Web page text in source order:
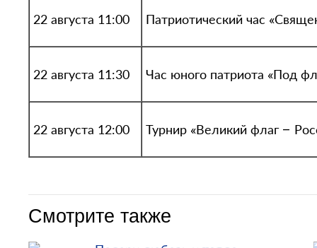
22 августа 11:00 Патриотический час
22 августа 11:30 Час юного патриота «Под
22 августа 12:00 Турнир «Великий флаг –
Смотрите также